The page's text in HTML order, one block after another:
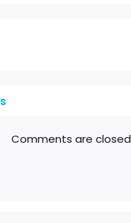
Comments are closed